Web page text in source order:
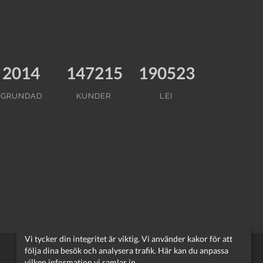
Vi tycker din integritet är viktig. Vi använder kakor för att
följa dina besök och analysera trafik. Här kan du anpassa
2014
GRUNDAD
147215
KUNDER
190523
LEI